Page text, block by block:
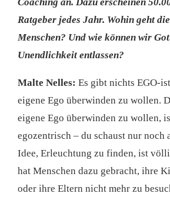
Ratgeber jedes Jahr. Wohin geht
Menschen? Und wie können wir
Unendlichkeit entlassen?
Malte Nelles: Es gibt nichts EGO-
eigene Ego überwinden zu wollen.
eigene Ego überwinden zu wollen,
egozentrisch – du schaust nur noch
Idee, Erleuchtung zu finden, ist
hat Menschen dazu gebracht, ihre
oder ihre Eltern nicht mehr zu